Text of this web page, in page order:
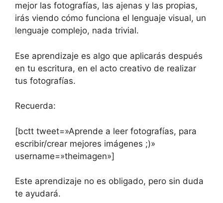
mejor las fotografías, las ajenas y las propias,
irás viendo cómo funciona el lenguaje visual, un
lenguaje complejo, nada trivial.
Ese aprendizaje es algo que aplicarás después
en tu escritura, en el acto creativo de realizar
tus fotografías.
Recuerda:
[bctt tweet=»Aprende a leer fotografías, para
escribir/crear mejores imágenes ;)»
username=»theimagen»]
Este aprendizaje no es obligado, pero sin duda
te ayudará.